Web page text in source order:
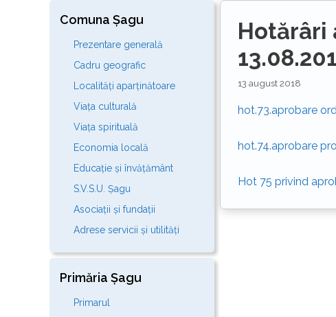
Hotărâri
13 august 2018
hot.73.aprobare
hot.74.aprobare
Hot 75 privind
Comuna Șagu
Prezentare generală
Cadru geografic
Localități aparținătoare
Viața culturală
Viața spirituală
Economia locală
Educație și învățământ
S.V.S.U. Șagu
Asociații și fundații
Adrese servicii și utilități
Primăria Șagu
Primarul